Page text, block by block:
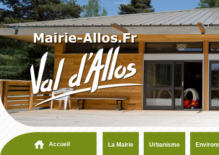
Accueil La Mairie Urbanisme